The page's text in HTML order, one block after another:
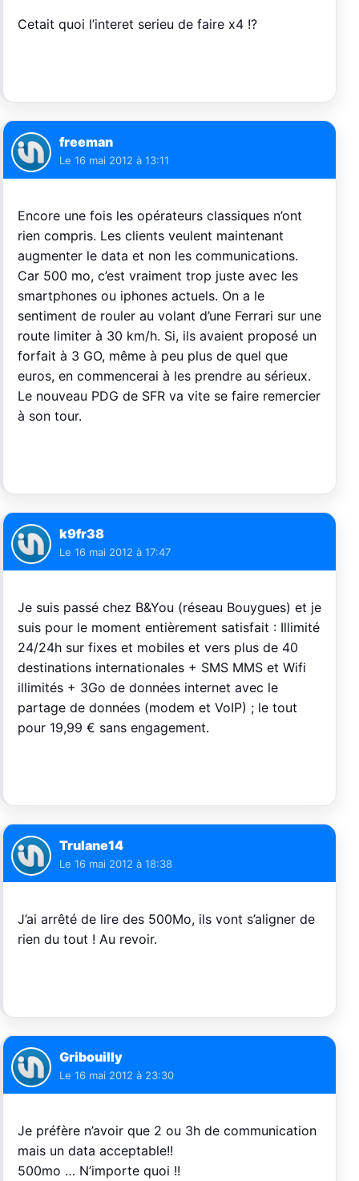
Cetait quoi l’interet serieu de faire x4 !?
freeman
Le 16 mai 2012 à 13:11
Encore une fois les opérateurs classiques n’ont
rien compris. Les clients veulent maintenant
augmenter le data et non les communications.
Car 500 mo, c’est vraiment trop juste avec les
smartphones ou iphones actuels. On a le
sentiment de rouler au volant d’une Ferrari sur une
route limiter à 30 km/h. Si, ils avaient proposé un
forfait à 3 GO, même à peu plus de quel que
euros, en commencerai à les prendre au sérieux.
Le nouveau PDG de SFR va vite se faire remercier
à son tour.
k9fr38
Le 16 mai 2012 à 17:47
Je suis passé chez B&You (réseau Bouygues) et je
suis pour le moment entièrement satisfait : Illimité
24/24h sur fixes et mobiles et vers plus de 40
destinations internationales + SMS MMS et Wifi
illimités + 3Go de données internet avec le
partage de données (modem et VoIP) ; le tout
pour 19,99 € sans engagement.
Trulane14
Le 16 mai 2012 à 18:38
J’ai arrêté de lire des 500Mo, ils vont s’aligner de
rien du tout ! Au revoir.
Gribouilly
Le 16 mai 2012 à 23:30
Je préfère n’avoir que 2 ou 3h de communication
mais un data acceptable!!
500mo … N’importe quoi !!